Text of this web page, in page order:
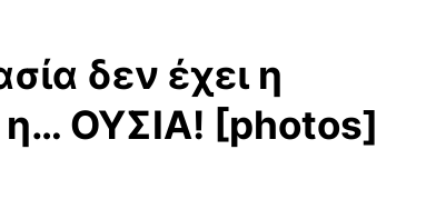
δεν έχει η
ΟΥΣΙΑ! [photos]